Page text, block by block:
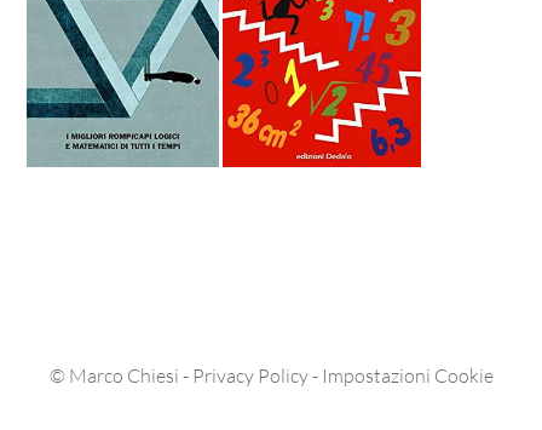
© Marco Chiesi - Privacy Policy- Impostazioni Cookie